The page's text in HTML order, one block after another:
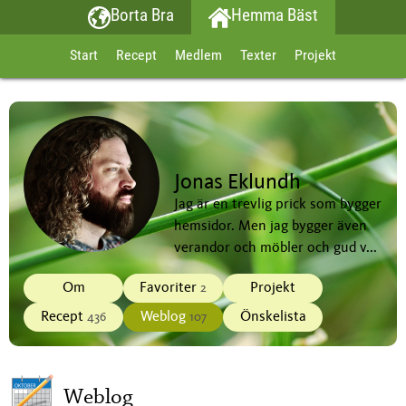
Borta Bra Hemma Bäst
Start Recept Medlem Texter Projekt
Jonas Eklundh
Jag är en trevlig prick som bygger
hemsidor. Men jag bygger även
verandor och möbler och gud v...
Om Favoriter 2
Projekt
Recept 436 Weblog 107 Önskelista
Weblog